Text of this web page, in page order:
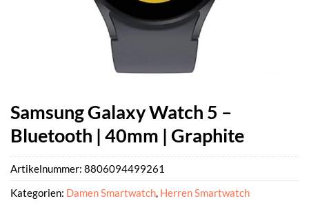
Samsung Galaxy Watch 5 –
Bluetooth | 40mm | Graphite
Artikelnummer: 8806094499261
Kategorien: Damen Smartwatch, Herren Smartwatch